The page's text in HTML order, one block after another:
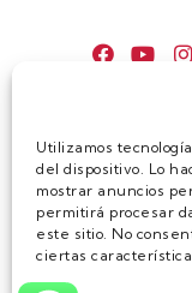
Utilizamos
del dispositivo. Lo
mostrar anuncios
permitirá procesar
este sitio. No
ciertas